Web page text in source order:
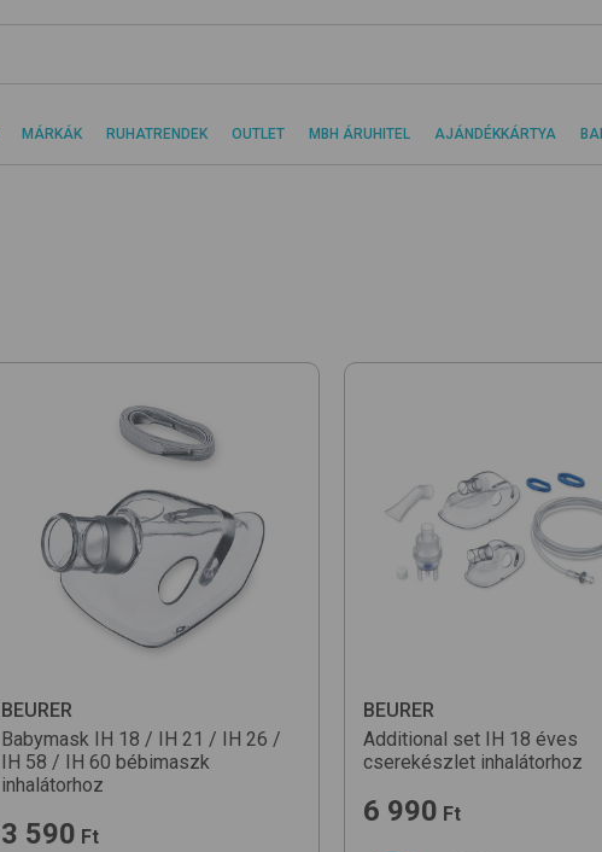
MÁRKÁK RUHATRENDEK OUTLET MBH ÁRUHITEL AJÁNDÉKKÁRTYA
BEURER
Babymask IH 18 / IH 21 / IH 26 /
IH 58 / IH 60 bébimaszk
inhalátorhoz
3 590 Ft
BEURER
Additional set IH 18 éves
cserekészlet inhalátorhoz
6 990 Ft